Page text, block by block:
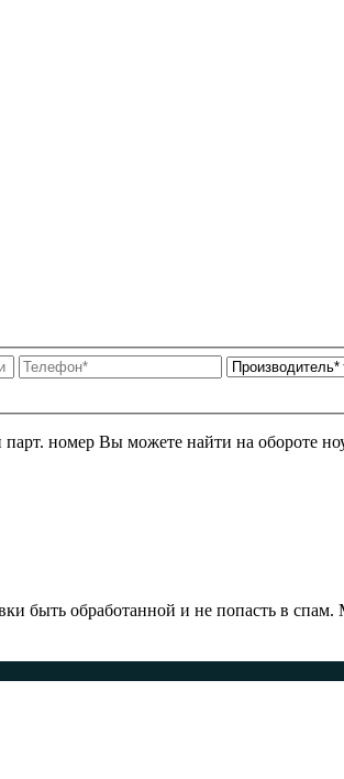
номер Вы можете найти на обороте
быть обработанной и не попасть в